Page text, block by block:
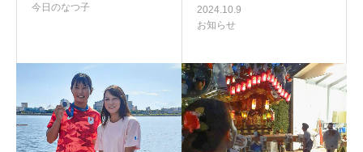
今日のなつ子
2024.10.9
お知らせ